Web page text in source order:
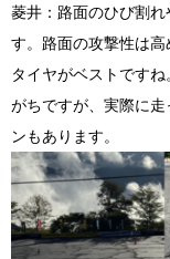
菱井：路面のひび割
す。路面の攻撃性は
タイヤがベストです
がちですが、実際に
ンもあります。